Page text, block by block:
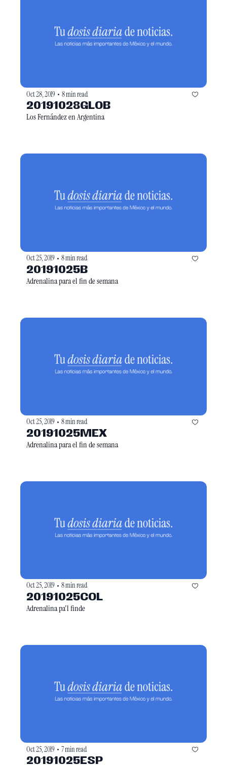
Oct 28, 2019 • 8 min read
20191028GLOB
Los Fernández en Argentina
Oct 25, 2019 • 8 min read
20191025B
Adrenalina para el fin de semana
Oct 25, 2019 • 8 min read
20191025MEX
Adrenalina para el fin de semana
Oct 25, 2019 • 8 min read
20191025COL
Adrenalina pa'l finde
Oct 25, 2019 • 7 min read
20191025ESP